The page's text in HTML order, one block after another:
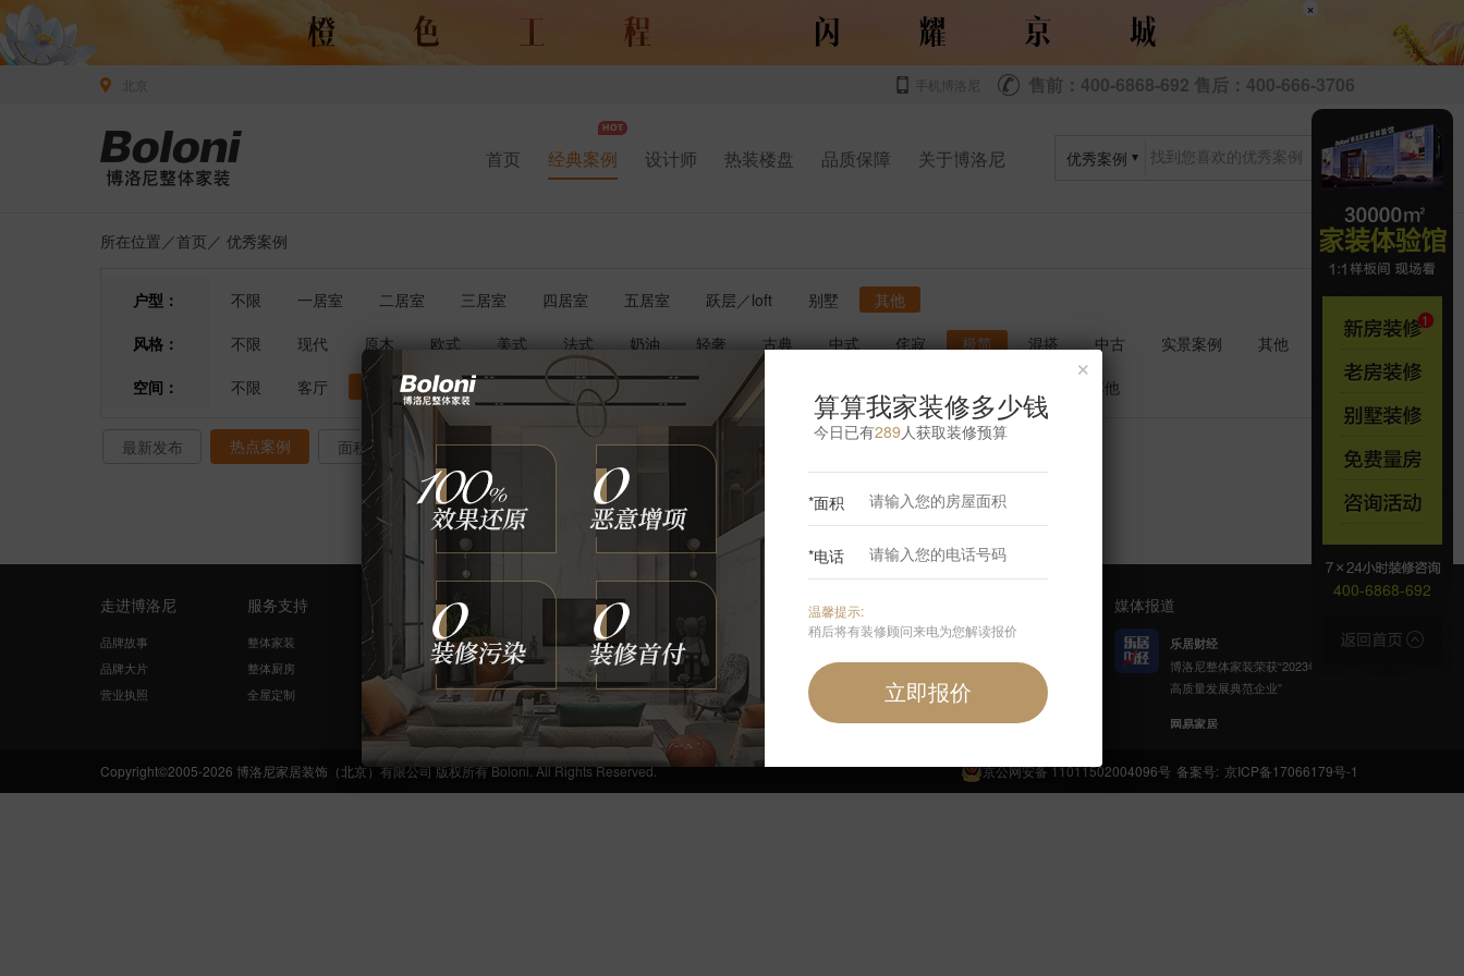
×
手机博洛尼 售前：400-6868-692 售后：400-666-3706
首页 经典案例 设计师 热装楼盘 品质保障 关于博洛尼 优秀案例
所在位置／首页 ／ 优秀案例
户型： 不限 一居室 二居室 三居室 四居室 五居室 跃层／loft 别墅
其他
风格：
不限 现代 原木 欧式 美式 法式 奶油 轻奢 古典 中式 侘寂 极简 混搭 中古 实景案例
其他
空间：
不限 客厅 卧室 厨房 庭院 儿童房 其他
最新发布 热点案例 面积排序 共 0
走进博洛尼
品牌故事
品牌大片
营业执照
服务支持
整体家装
整体厨房
全屋定制
量房设计
在线咨询
网络申请
咨询我们
400-6868-692
周一至周日 24小时免费服务热线
官方公众号
媒体报道
乐居财经
博洛尼整体家装荣获“2023年家居
高质量发展典范企业”
网易家居
呼吸计划」
Copyright©2005-2026 博洛尼家居装饰（北京）有限公司 版权所有 Boloni. All Rights Reserved. 备案号: 京ICP备17066179号-1
京公网安备 11011502004096号
400-6868-692
×
算算我家装修多少钱
今日已有289 人获取装修预算
*面积
*电话
温馨提示:
稍后将有装修顾问来电为您解读报价